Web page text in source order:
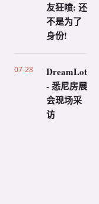
友狂喷: 还
不是为了
身份!
07-28
DreamLot
- 悉尼房展
会现场采
访